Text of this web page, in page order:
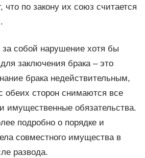
по закону их союз считается
за собой нарушение хотя бы
заключения брака – это
брака недействительным,
обеих сторон снимаются все
имущественные обязательства.
подробно о порядке и
совместного имущества в
развода.